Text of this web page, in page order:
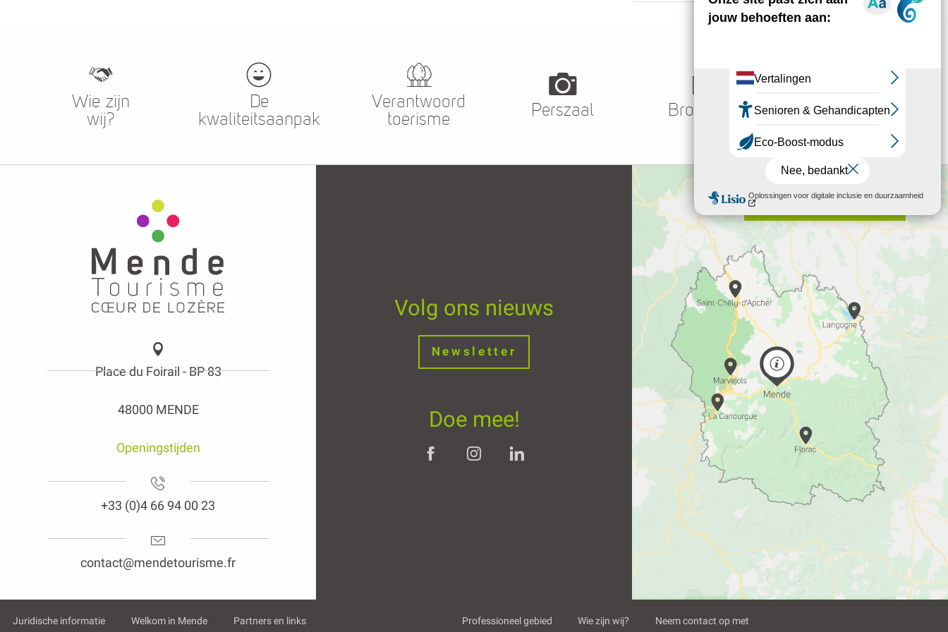
Wie zijn
wij?
De
kwaliteitsaanpak
Verantwoord
toerisme
Perszaal Brochures De winkel
Place du Foirail - BP 83
48000 MENDE
Openingstijden
+33 (0)4 66 94 00 23
contact@mendetourisme.fr
Volg ons nieuws
Newsletter
Doe mee!
Hoe kom ik daar?
Juridische informatie Welkom in Mende Partners en links Professioneel gebied Wie zijn wij? Neem contact op met